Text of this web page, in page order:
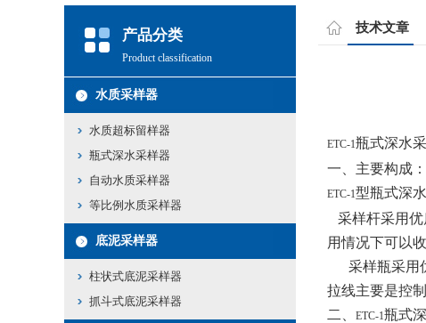
产品分类
Product classification
水质采样器
水质超标留样器
瓶式深水采样器
自动水质采样器
等比例水质采样器
底泥采样器
柱状式底泥采样器
抓斗式底泥采样器
技术文章
ETC-1瓶式深水
一、主要构成：
ETC-1型瓶式深
采样杆采用
用情况下可以
采样瓶采用
拉线主要是控制
二、
ETC-1瓶式